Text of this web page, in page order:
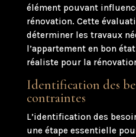
élément pouvant
rénovation. Cette
déterminer les travaux
l’appartement en bon
réaliste pour la
Identification des
contraintes
L’identification des
une étape essentielle